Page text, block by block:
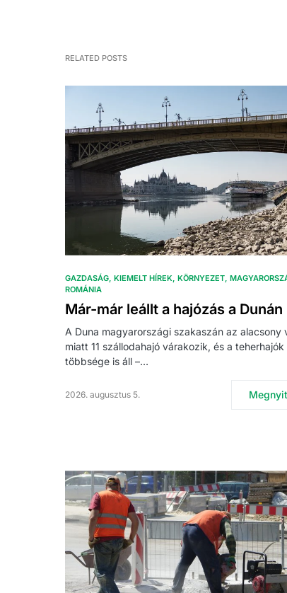
RELATED POSTS
GAZDASÁG KIEMELT HÍREK KÖRNYEZET
ROMÁNIA
Már-már leállt a hajózás a Dunán
A Duna magyarországi szakaszán az alacsony
miatt 11 szállodahajó várakozik, és a teherhajók
többsége is áll –…
2026. augusztus 5.